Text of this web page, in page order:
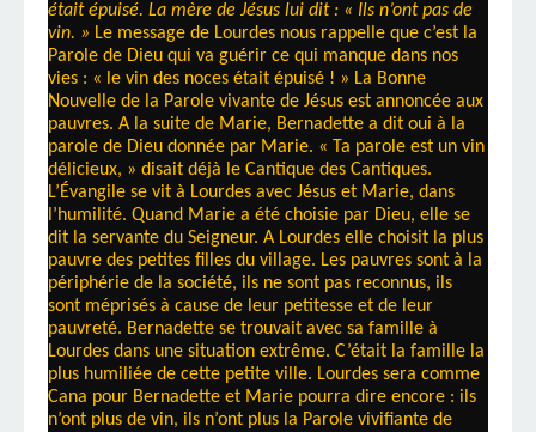
était épuisé. La mère de Jésus lui dit : « Ils n’ont pas de
vin. » Le message de Lourdes nous rappelle que c’est la
Parole de Dieu qui va guérir ce qui manque dans nos
vies : « le vin des noces était épuisé ! » La Bonne
Nouvelle de la Parole vivante de Jésus est annoncée aux
pauvres. A la suite de Marie, Bernadette a dit oui à la
parole de Dieu donnée par Marie. « Ta parole est un vin
délicieux, » disait déjà le Cantique des Cantiques.
L’Évangile se vit à Lourdes avec Jésus et Marie, dans
l’humilité. Quand Marie a été choisie par Dieu, elle se
dit la servante du Seigneur. A Lourdes elle choisit la plus
pauvre des petites filles du village. Les pauvres sont à la
périphérie de la société, ils ne sont pas reconnus, ils
sont méprisés à cause de leur petitesse et de leur
pauvreté. Bernadette se trouvait avec sa famille à
Lourdes dans une situation extrême. C’était la famille la
plus humiliée de cette petite ville. Lourdes sera comme
Cana pour Bernadette et Marie pourra dire encore : ils
n’ont plus de vin, ils n’ont plus la Parole vivifiante de